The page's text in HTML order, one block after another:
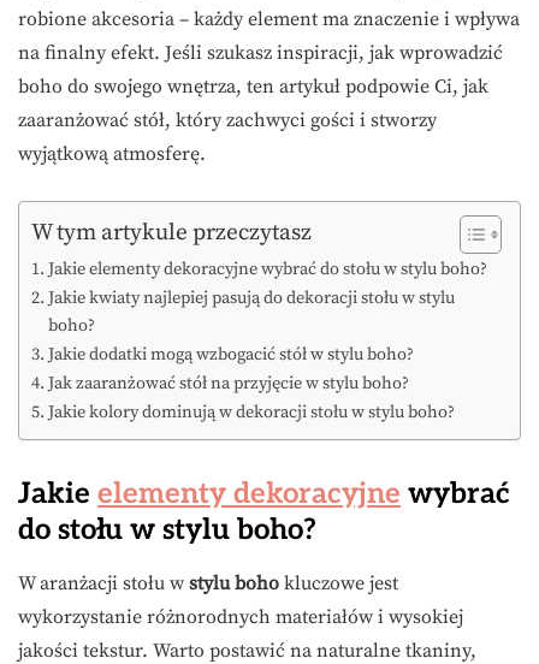
robione akcesoria – każdy element ma znaczenie i wpływa
na finalny efekt. Jeśli szukasz inspiracji, jak wprowadzić
boho do swojego wnętrza, ten artykuł podpowie Ci, jak
zaaranżować stół, który zachwyci gości i stworzy
wyjątkową atmosferę.
W tym artykule przeczytasz
Jakie elementy dekoracyjne wybrać do stołu w stylu boho?
Jakie kwiaty najlepiej pasują do dekoracji stołu w stylu
boho?
Jakie dodatki mogą wzbogacić stół w stylu boho?
Jak zaaranżować stół na przyjęcie w stylu boho?
Jakie kolory dominują w dekoracji stołu w stylu boho?
Jakie elementy dekoracyjne wybrać
do stołu w stylu boho?
W aranżacji stołu w stylu boho kluczowe jest
wykorzystanie różnorodnych materiałów i wysokiej
jakości tekstur. Warto postawić na naturalne tkaniny,